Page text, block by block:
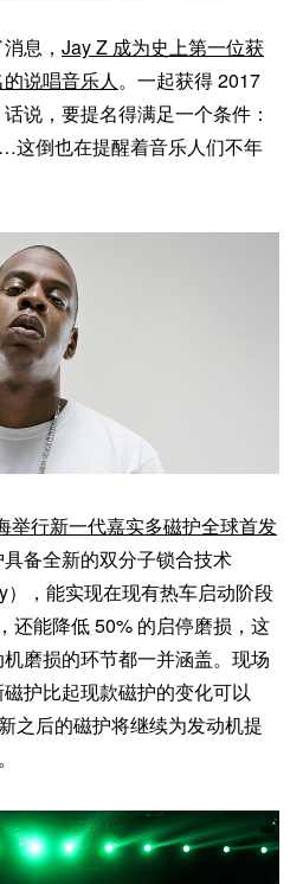
息， Jay Z 成为史上第一位获
说唱音乐人。一起获得 2017
说，要提名得满足一个条件：
倒也在提醒着音乐人们不年
举行新一代嘉实多磁护全球首发
具备全新的双分子锁合技术
），能实现在现有热车启动阶段
还能降低 50% 的启停磨损，这
磨损的环节都一并涵盖。现场
护比起现款磁护的变化可以
之后的磁护将继续为发动机提